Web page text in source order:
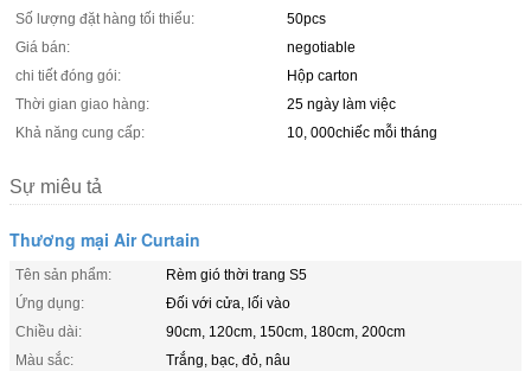
Số lượng đặt hàng tối thiểu:
50pcs
Giá bán:
negotiable
chi tiết đóng gói:
Hộp carton
Thời gian giao hàng:
25 ngày làm việc
Khả năng cung cấp:
10, 000chiếc mỗi tháng
Sự miêu tả
Thương mại Air Curtain
Tên sản phẩm:
Rèm gió thời trang S5
Ứng dụng:
Đối với cửa, lối vào
Chiều dài:
90cm, 120cm, 150cm, 180cm, 200cm
Màu sắc:
Trắng, bạc, đỏ, nâu